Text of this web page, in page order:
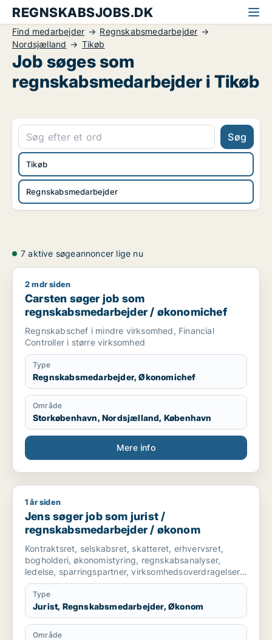
REGNSKABSJOBS.DK
Find medarbejder
Regnskabsmedarbejder
Nordsjælland
Tikøb
Job søges som
regnskabsmedarbejder i Tikøb
Søg
Regnskabsmedarbejder
Tikøb
7 aktive søgeannoncer lige nu
Carsten søger job som regnskabsmedarbejder /
2 mdr siden
Carsten søger job som
regnskabsmedarbejder / økonomichef
Regnskabschef i mindre virksomhed, Financial
Controller i større virksomhed
Type
Regnskabsmedarbejder, Økonomichef
Område
Storkøbenhavn, Nordsjælland, København
Mere info
Jens søger job som jurist / regnskabsmedarbejder / økonom
1 år siden
Jens søger job som jurist /
regnskabsmedarbejder / økonom
Kontraktsret, selskabsret, skatteret, erhvervsret,
bogholderi, økonomistyring, regnskabsanalyser,
ledelse, sparringspartner, virksomhedsoverdragelser,
ejendomsoverdragelser, forretningsudvikling, indkøb,
Type
Jurist, Regnskabsmedarbejder, Økonom
Område